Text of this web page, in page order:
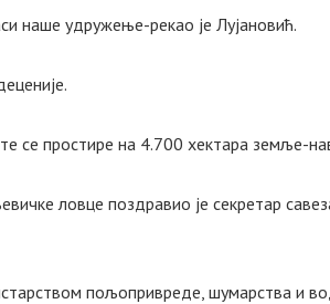
наше удружење-рекао је Лујановић.
простире на 4.700 хектара земље-
ловце поздравио је секретар
пољопривреде, шумарства и